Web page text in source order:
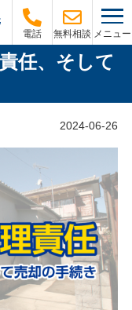
電話 無料相談 メニュー
任、そして
2024-06-26